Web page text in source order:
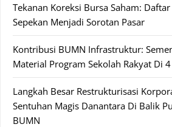
Tekanan Koreksi Bursa Saham:
Sepekan Menjadi Sorotan Pasar
Kontribusi BUMN Infrastruktur:
Material Program Sekolah Rakyat Di
Langkah Besar Restrukturisasi
Sentuhan Magis Danantara Di Balik
BUMN